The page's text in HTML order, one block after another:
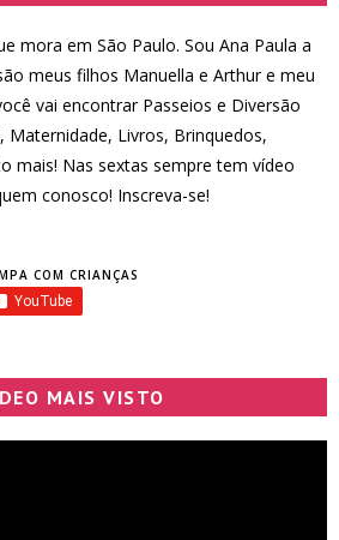
mora em São Paulo. Sou Ana Paula a
meus filhos Manuella e Arthur e meu
vai encontrar Passeios e Diversão
Maternidade, Livros, Brinquedos,
mais! Nas sextas sempre tem vídeo
conosco! Inscreva-se!
COM CRIANÇAS
MAIS VISTO